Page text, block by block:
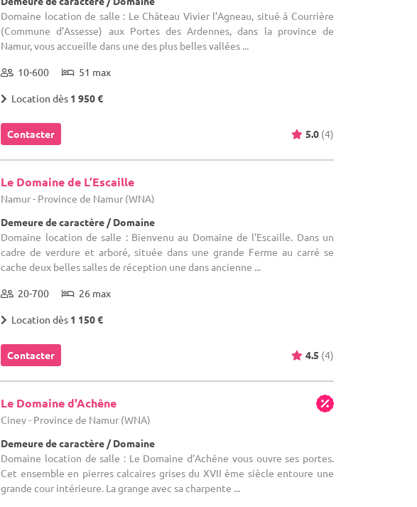
Domaine location de salle : Le Château Vivier l’Agneau, situé à Courrière
(Commune d’Assesse) aux Portes des Ardennes, dans la province de
Namur, vous accueille dans une des plus belles vallées ...
10-600 51 max
Location dès 1 950 €
Contacter 5.0 (4)
Le Domaine de L’Escaille
Namur - Province de Namur (WNA)
Demeure de caractère / Domaine
Domaine location de salle : Bienvenu au Domaine de l'Escaille. Dans un
cadre de verdure et arboré, située dans une grande Ferme au carré se
cache deux belles salles de réception une dans ancienne ...
20-700 26 max
Location dès 1 150 €
Contacter 4.5 (4)
Le Domaine d'Achêne
Ciney - Province de Namur (WNA)
Demeure de caractère / Domaine
Domaine location de salle : Le Domaine d’Achêne vous ouvre ses portes.
Cet ensemble en pierres calcaires grises du XVII ème siècle entoure une
grande cour intérieure. La grange avec sa charpente ...